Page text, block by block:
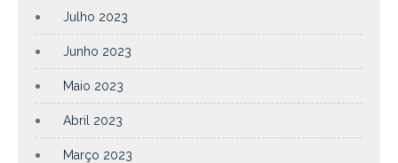
Julho 2023
Junho 2023
Maio 2023
Abril 2023
Março 2023